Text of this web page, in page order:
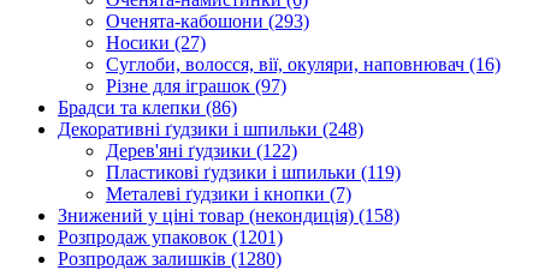
Оченята-кабошони (293)
Носики (27)
Суглоби, волосся, вії, окуляри, наповнювач (16)
Різне для іграшок (97)
Брадси та клепки (86)
Декоративні ґудзики і шпильки (248)
Дерев'яні ґудзики (122)
Пластикові ґудзики і шпильки (119)
Металеві ґудзики і кнопки (7)
Знижений у ціні товар (некондиція) (158)
Розпродаж упаковок (1201)
Розпродаж залишків (1280)